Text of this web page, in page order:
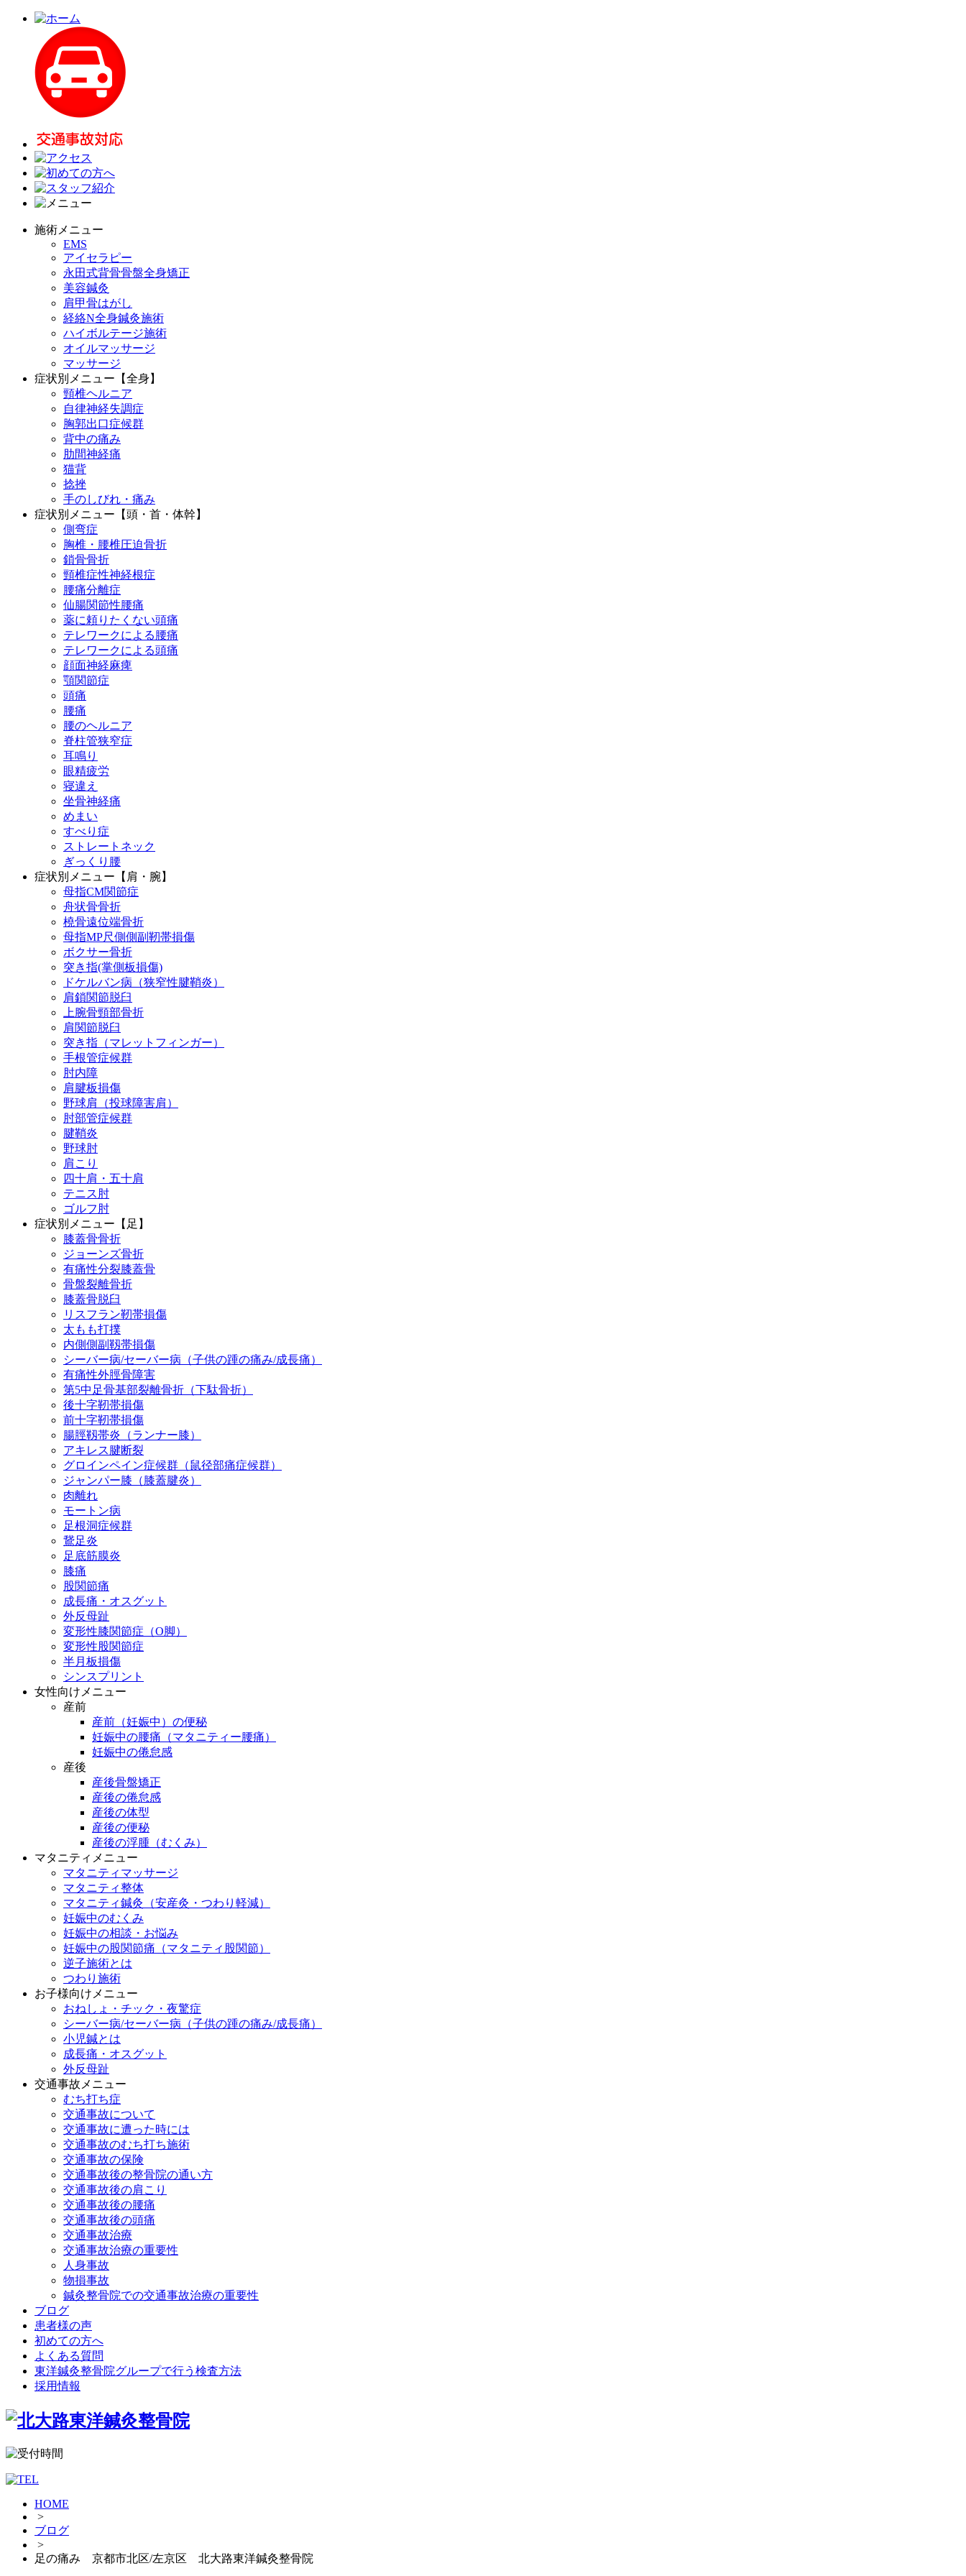
施術メニュー
EMS
アイセラピー
永田式背骨骨盤全身矯正
美容鍼灸
肩甲骨はがし
経絡N全身鍼灸施術
ハイボルテージ施術
オイルマッサージ
マッサージ
症状別メニュー【全身】
頸椎ヘルニア
自律神経失調症
胸郭出口症候群
背中の痛み
肋間神経痛
猫背
捻挫
手のしびれ・痛み
症状別メニュー【頭・首・体幹】
側弯症
胸椎・腰椎圧迫骨折
鎖骨骨折
頸椎症性神経根症
腰痛分離症
仙腸関節性腰痛
薬に頼りたくない頭痛
テレワークによる腰痛
テレワークによる頭痛
顔面神経麻痺
顎関節症
頭痛
腰痛
腰のヘルニア
脊柱管狭窄症
耳鳴り
眼精疲労
寝違え
坐骨神経痛
めまい
すべり症
ストレートネック
ぎっくり腰
症状別メニュー【肩・腕】
母指CM関節症
舟状骨骨折
橈骨遠位端骨折
母指MP尺側側副靭帯損傷
ボクサー骨折
突き指(掌側板損傷)
ドケルバン病（狭窄性腱鞘炎）
肩鎖関節脱臼
上腕骨頸部骨折
肩関節脱臼
突き指（マレットフィンガー）
手根管症候群
肘内障
肩腱板損傷
野球肩（投球障害肩）
肘部管症候群
腱鞘炎
野球肘
肩こり
四十肩・五十肩
テニス肘
ゴルフ肘
症状別メニュー【足】
膝蓋骨骨折
ジョーンズ骨折
有痛性分裂膝蓋骨
骨盤裂離骨折
膝蓋骨脱臼
リスフラン靭帯損傷
太もも打撲
内側側副靱帯損傷
シーバー病/セーバー病（子供の踵の痛み/成長痛）
有痛性外脛骨障害
第5中足骨基部裂離骨折（下駄骨折）
後十字靭帯損傷
前十字靭帯損傷
腸脛靱帯炎（ランナー膝）
アキレス腱断裂
グロインペイン症候群（鼠径部痛症候群）
ジャンパー膝（膝蓋腱炎）
肉離れ
モートン病
足根洞症候群
鵞足炎
足底筋膜炎
膝痛
股関節痛
成長痛・オスグット
外反母趾
変形性膝関節症（O脚）
変形性股関節症
半月板損傷
シンスプリント
女性向けメニュー
産前
産前（妊娠中）の便秘
妊娠中の腰痛（マタニティー腰痛）
妊娠中の倦怠感
産後
産後骨盤矯正
産後の倦怠感
産後の体型
産後の便秘
産後の浮腫（むくみ）
マタニティメニュー
マタニティマッサージ
マタニティ整体
マタニティ鍼灸（安産灸・つわり軽減）
妊娠中のむくみ
妊娠中の相談・お悩み
妊娠中の股関節痛（マタニティ股関節）
逆子施術とは
つわり施術
お子様向けメニュー
おねしょ・チック・夜驚症
シーバー病/セーバー病（子供の踵の痛み/成長痛）
小児鍼とは
成長痛・オスグット
外反母趾
交通事故メニュー
むち打ち症
交通事故について
交通事故に遭った時には
交通事故のむち打ち施術
交通事故の保険
交通事故後の整骨院の通い方
交通事故後の肩こり
交通事故後の腰痛
交通事故後の頭痛
交通事故治療
交通事故治療の重要性
人身事故
物損事故
鍼灸整骨院での交通事故治療の重要性
ブログ
患者様の声
初めての方へ
よくある質問
東洋鍼灸整骨院グループで行う検査方法
採用情報
HOME
>
ブログ
>
足の痛み 京都市北区/左京区 北大路東洋鍼灸整骨院